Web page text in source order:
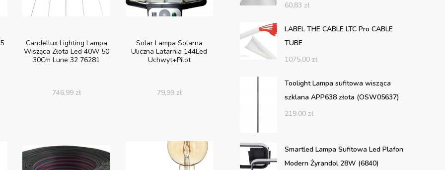
Candellux Lighting Lampa
Wisząca Złota Led 40W 50
30Cm Lune 32 76281
746,99 zł
Solar Lampa Solarna
Uliczna Latarnia 144Led
Uchwyt+Pilot
79,99 zł
60,83 zł
LABEL THE CABLE LTC Pro CABLE
TUBE
1075,00 zł
Toolight Lampa sufitowa wisząca
szklana APP638 złota (OSW05637)
219,00 zł
Smartled Lampa Sufitowa Led Plafon
Modern Żyrandol 28W (6840)